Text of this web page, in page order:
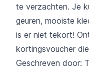
te verzachten. Je
geuren, mooiste
is er niet tekort!
kortingsvoucher
Geschreven door: